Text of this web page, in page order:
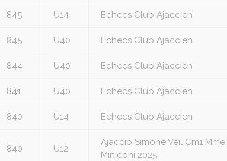
845 U14 Echecs Club Ajaccien
845 U40 Echecs Club Ajaccien
844 U40 Echecs Club Ajaccien
841 U40 Echecs Club Ajaccien
840 U14 Echecs Club Ajaccien
840 U12
Ajaccio Simone Veil Cm1 Mme
Miniconi 2025